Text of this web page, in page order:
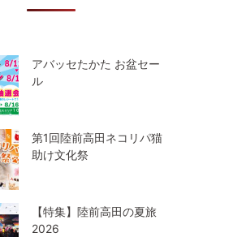
アバッセたかた お盆セー
ル
第1回陸前高田ネコリパ猫
助け文化祭
【特集】陸前高田の夏旅
2026